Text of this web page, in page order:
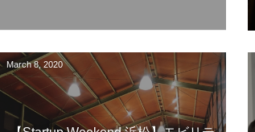
March 8, 2020